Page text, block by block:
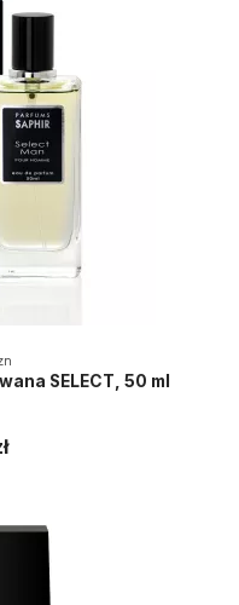
SELECT, 50 ml